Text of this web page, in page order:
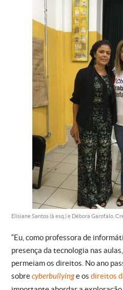
Elisiane Santos (à esq.) e Débora Garofalo.
“Eu, como professora de
presença da tecnologia nas
permeiam os direitos. No ano
sobrecyberbullyinge os direitos